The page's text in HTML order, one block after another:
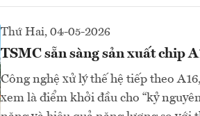
Thứ Hai, 04-05-2026
TSMC sẵn sàng sản xuất chip
Công nghệ xử lý thế hệ tiếp theo
xem là điểm khởi đầu cho “kỷ